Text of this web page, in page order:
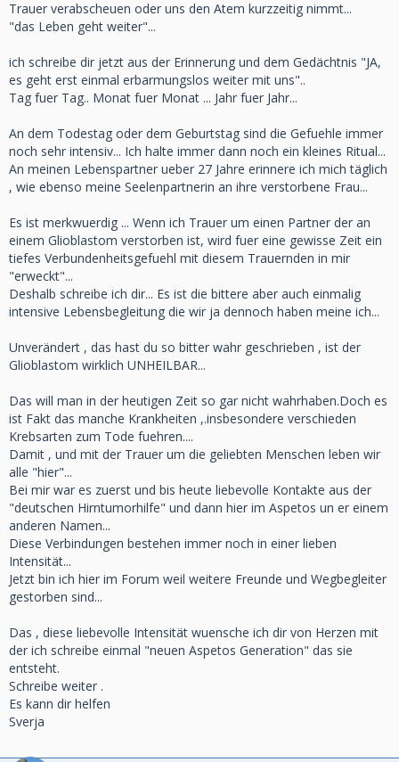
Trauer verabscheuen oder uns den Atem kurzzeitig nimmt...
"das Leben geht weiter"...
ich schreibe dir jetzt aus der Erinnerung und dem Gedächtnis "JA,
es geht erst einmal erbarmungslos weiter mit uns"..
Tag fuer Tag.. Monat fuer Monat ... Jahr fuer Jahr...
An dem Todestag oder dem Geburtstag sind die Gefuehle immer
noch sehr intensiv... Ich halte immer dann noch ein kleines Ritual...
An meinen Lebenspartner ueber 27 Jahre erinnere ich mich täglich
, wie ebenso meine Seelenpartnerin an ihre verstorbene Frau...
Es ist merkwuerdig ... Wenn ich Trauer um einen Partner der an
einem Glioblastom verstorben ist, wird fuer eine gewisse Zeit ein
tiefes Verbundenheitsgefuehl mit diesem Trauernden in mir
"erweckt"...
Deshalb schreibe ich dir... Es ist die bittere aber auch einmalig
intensive Lebensbegleitung die wir ja dennoch haben meine ich...
Unverändert , das hast du so bitter wahr geschrieben , ist der
Glioblastom wirklich UNHEILBAR...
Das will man in der heutigen Zeit so gar nicht wahrhaben.Doch es
ist Fakt das manche Krankheiten ,.insbesondere verschieden
Krebsarten zum Tode fuehren....
Damit , und mit der Trauer um die geliebten Menschen leben wir
alle "hier"...
Bei mir war es zuerst und bis heute liebevolle Kontakte aus der
"deutschen Hirntumorhilfe" und dann hier im Aspetos un er einem
anderen Namen...
Diese Verbindungen bestehen immer noch in einer lieben
Intensität...
Jetzt bin ich hier im Forum weil weitere Freunde und Wegbegleiter
gestorben sind...
Das , diese liebevolle Intensität wuensche ich dir von Herzen mit
der ich schreibe einmal "neuen Aspetos Generation" das sie
entsteht.
Schreibe weiter .
Es kann dir helfen
Sverja